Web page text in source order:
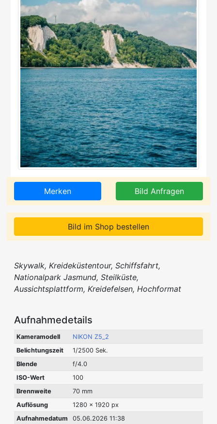
Merken Bild Anfragen
Bild im Shop bestellen
Skywalk, Kreideküstentour, Schiffsfahrt,
Nationalpark Jasmund, Steilküste,
Aussichtsplattform, Kreidefelsen, Hochformat
Aufnahmedetails
Kameramodell
NIKON Z5_2
Belichtungszeit
1/2500 Sek.
Blende
f/4.0
ISO-Wert
100
Brennweite
70 mm
Auflösung
1280 x 1920 px
Aufnahmedatum
05.06.2026 11:38